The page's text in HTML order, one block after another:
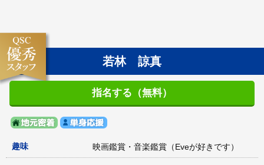
若林 諒真
指名する（無料）
趣味 映画鑑賞・音楽鑑賞（Eveが好きです）